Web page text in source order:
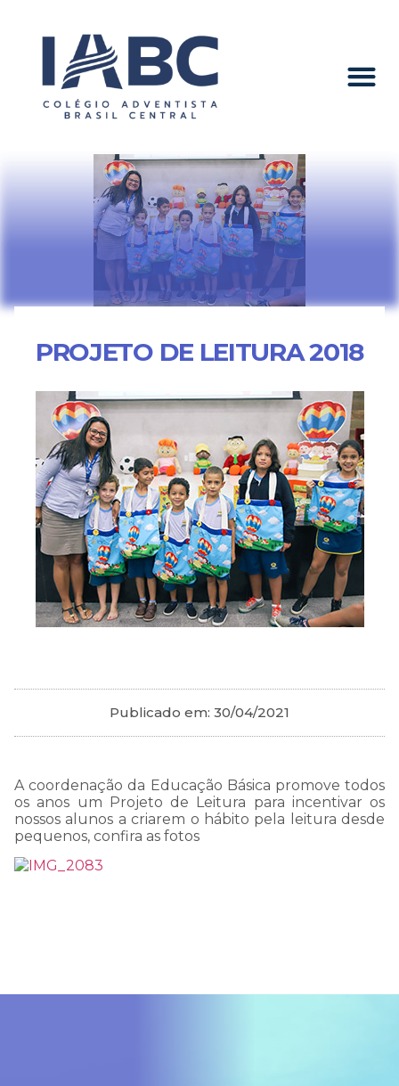
PROJETO DE LEITURA 2018
Publicado em: 30/04/2021
A coordenação da Educação Básica promove todos
os anos um Projeto de Leitura para incentivar os
nossos alunos a criarem o hábito pela leitura desde
pequenos, confira as fotos
COMUNICADO
IMPORTANTE: